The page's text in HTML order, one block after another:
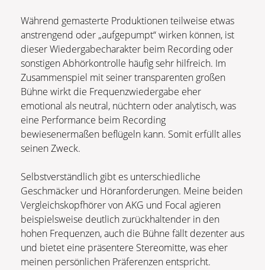
Während gemasterte Produktionen teilweise etwas
anstrengend oder „aufgepumpt“ wirken können, ist
dieser Wiedergabecharakter beim Recording oder
sonstigen Abhörkontrolle häufig sehr hilfreich. Im
Zusammenspiel mit seiner transparenten großen
Bühne wirkt die Frequenzwiedergabe eher
emotional als neutral, nüchtern oder analytisch, was
eine Performance beim Recording
bewiesenermaßen beflügeln kann. Somit erfüllt alles
seinen Zweck.
Selbstverständlich gibt es unterschiedliche
Geschmäcker und Höranforderungen. Meine beiden
Vergleichskopfhörer von AKG und Focal agieren
beispielsweise deutlich zurückhaltender in den
hohen Frequenzen, auch die Bühne fällt dezenter aus
und bietet eine präsentere Stereomitte, was eher
meinen persönlichen Präferenzen entspricht.